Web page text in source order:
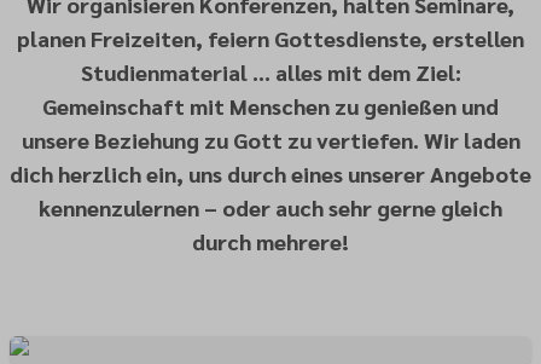
planen Freizeiten, feiern Gottesdienste, erstellen
Studienmaterial ... alles mit dem Ziel:
Gemeinschaft mit Menschen zu genießen und
unsere Beziehung zu Gott zu vertiefen. Wir laden
dich herzlich ein, uns durch eines unserer Angebote
kennenzulernen – oder auch sehr gerne gleich
durch mehrere!